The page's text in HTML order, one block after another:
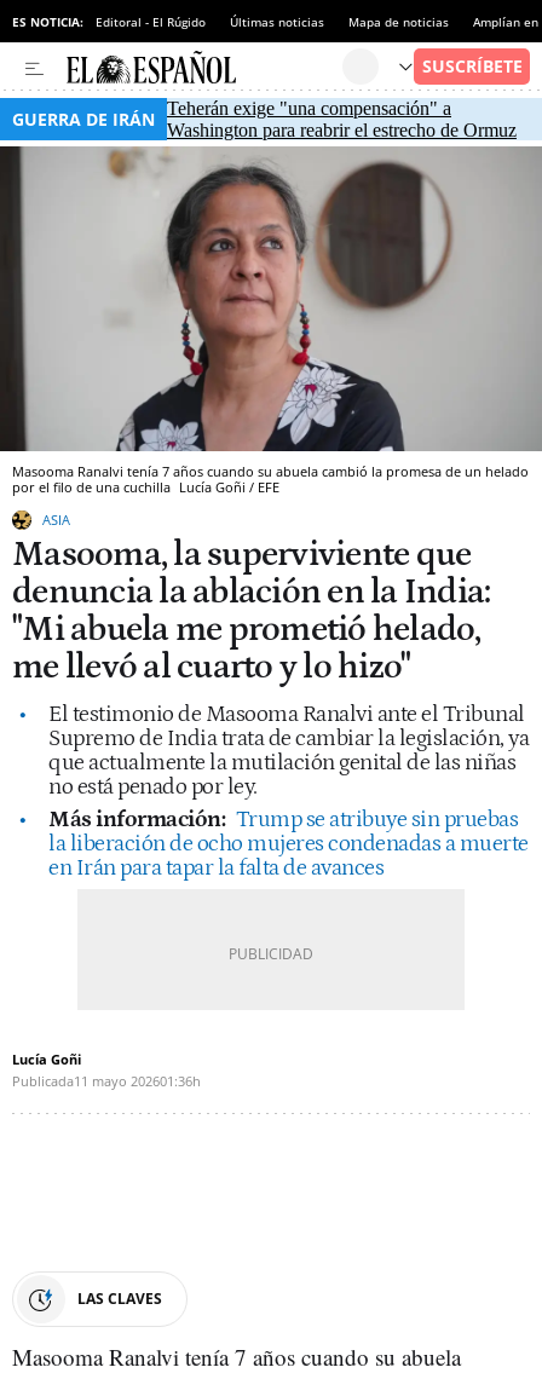
ES NOTICIA: Editoral - El Rúgido Últimas noticias Mapa de noticias Amplían
GUERRA DE IRÁN Teherán exige "una compensación" a
Washington para reabrir el estrecho de Ormuz
Masooma Ranalvi tenía 7 años cuando su abuela cambió la promesa de un helado
por el filo de una cuchilla Lucía Goñi / EFE
ASIA
Masooma, la superviviente que
denuncia la ablación en la India:
"Mi abuela me prometió helado,
me llevó al cuarto y lo hizo"
El testimonio de Masooma Ranalvi ante el Tribunal
Supremo de India trata de cambiar la legislación, ya
que actualmente la mutilación genital de las niñas
no está penado por ley.
Más información: Trump se atribuye sin pruebas
la liberación de ocho mujeres condenadas a muerte
en Irán para tapar la falta de avances
Lucía Goñi
Publicada11 mayo 202601:36h
LAS CLAVES
Masooma Ranalvi tenía 7 años cuando su abuela